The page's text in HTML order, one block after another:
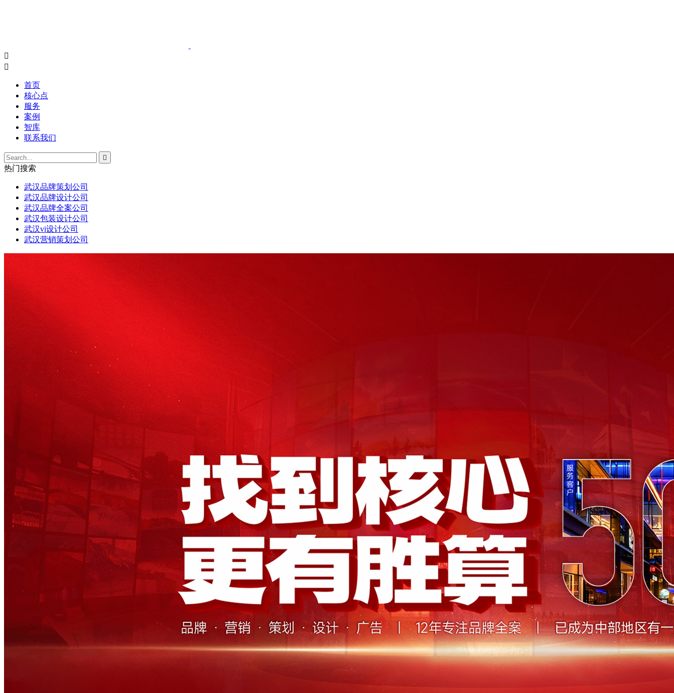


首页
核心点
服务
案例
智库
联系我们

热门搜索
武汉品牌策划公司
武汉品牌设计公司
武汉品牌全案公司
武汉包装设计公司
武汉vi设计公司
武汉营销策划公司